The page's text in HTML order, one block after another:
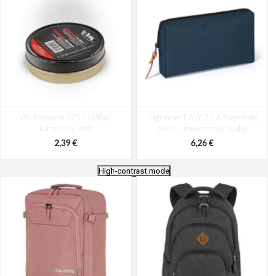
VM Footwear 3750 Leštiaci
karnaubský vosk
2,39 €
Bagmaster EASY 22 A študentský
penál - tmavomodrý modrý
6,26 €
High-contrast mode